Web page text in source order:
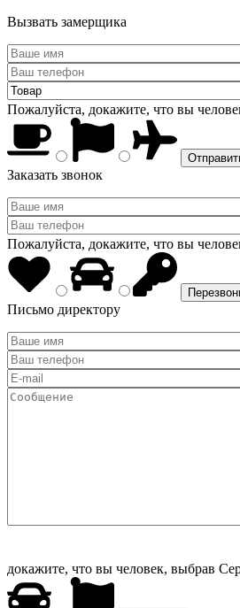
Вызвать замерщика
Пожалуйста, докажите, что вы
Заказать звонок
Пожалуйста, докажите, что вы
Письмо директору
докажите, что вы человек, выбрав